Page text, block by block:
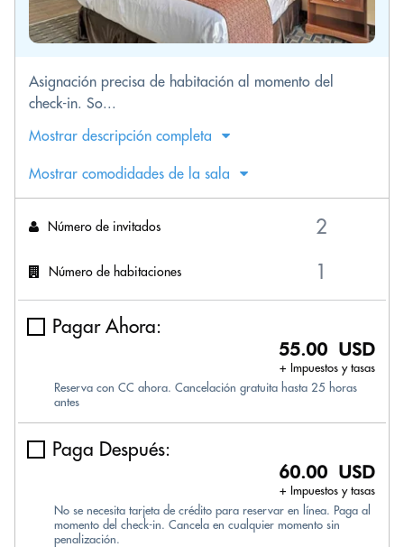
Asignación precisa de habitación al momento del
check-in. So...
Mostrar descripción completa
Mostrar comodidades de la sala
Número de invitados
Número de habitaciones
Pagar Ahora:
55.00 USD
+ Impuestos y tasas
Reserva con CC ahora. Cancelación gratuita hasta 25 horas
antes
Paga Después:
60.00 USD
+ Impuestos y tasas
No se necesita tarjeta de crédito para reservar en línea. Paga al
momento del check-in. Cancela en cualquier momento sin
penalización.